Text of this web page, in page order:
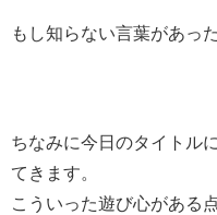
もし知らない言葉があっ
ちなみに今日のタイトル
てきます。
こういった遊び心がある